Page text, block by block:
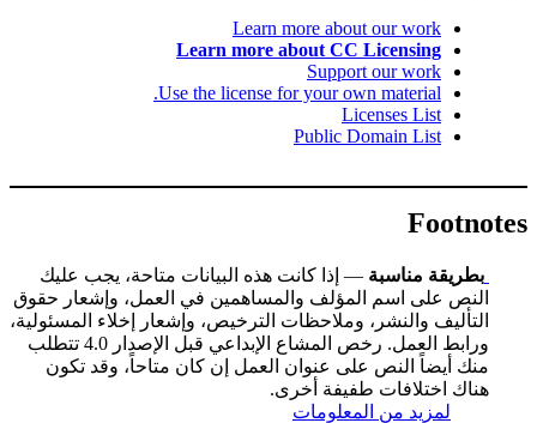
Learn more about our work
Learn more about CC Licensing
Support our work
Use the license for your own material.
Licenses List
Public Domain List
Footnotes
بطريقة مناسبة — إذا كانت هذه البيانات متاحة، يجب عليك
النص على اسم المؤلف والمساهمين في العمل، وإشعار حقوق
التأليف والنشر، وملاحظات الترخيص، وإشعار إخلاء المسئولية،
ورابط العمل. رخص المشاع الإبداعي قبل الإصدار 4.0 تتطلب
منك أيضاً النص على عنوان العمل إن كان متاحاً، وقد تكون
هناك اختلافات طفيفة أخرى.
لمزيد من المعلومات